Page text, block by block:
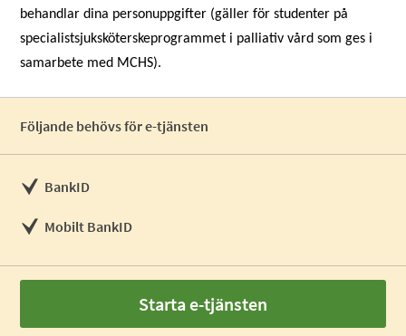
behandlar dina personuppgifter (gäller för studenter på
specialistsjuksköterskeprogrammet i palliativ vård som ges i
samarbete med MCHS).
Följande behövs för e-tjänsten
BankID
Mobilt BankID
Starta e-tjänsten